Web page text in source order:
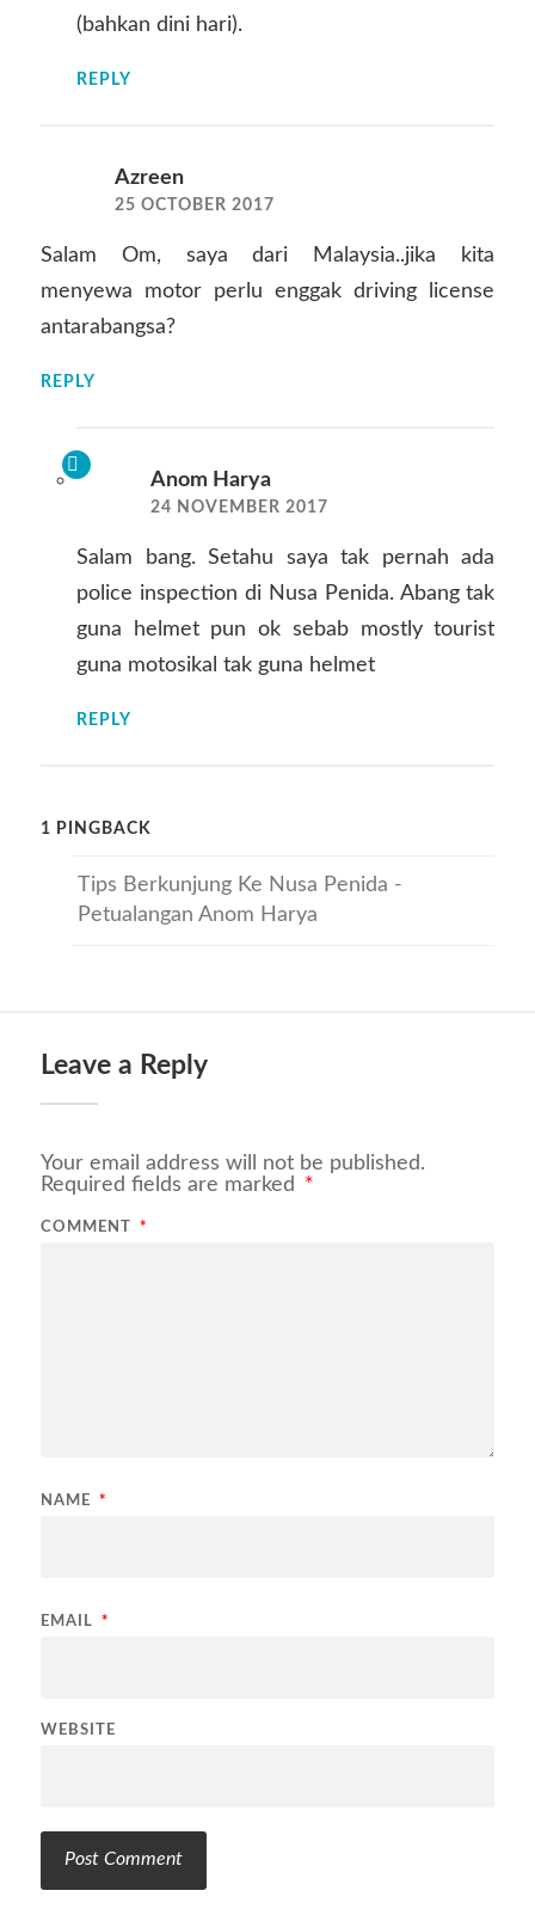
(bahkan dini hari).
REPLY
Azreen
25 OCTOBER 2017
Salam Om, saya dari Malaysia..jika kita
menyewa motor perlu enggak driving license
antarabangsa?
REPLY
Anom Harya
24 NOVEMBER 2017
Salam bang. Setahu saya tak pernah ada
police inspection di Nusa Penida. Abang tak
guna helmet pun ok sebab mostly tourist
guna motosikal tak guna helmet
REPLY
1 PINGBACK
Tips Berkunjung Ke Nusa Penida -
Petualangan Anom Harya
Leave a Reply
Your email address will not be published.
Required fields are marked
*
COMMENT *
NAME *
EMAIL *
WEBSITE